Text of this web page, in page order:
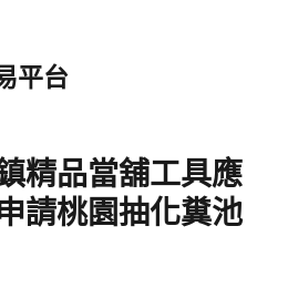
平台
精品當舖工具應
請桃園抽化糞池